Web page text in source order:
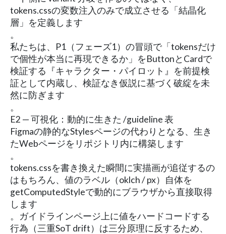
tokens.cssの変数注入のみで成立させる「結晶化
層」を定義します
。
私たちは、P1（フェーズ1）の冒頭で「tokensだけ
で個性が本当に再現できるか」をButtonとCardで
検証する『キャラクター・パイロット』を前提検
証として内蔵し、検証なき仮説に基づく破綻を未
然に防ぎます
。
E2 — 可視化：動的に生きた /guideline 表
Figmaの静的なStylesページの代わりとなる、生き
たWebページをリポジトリ内に構築します
。
tokens.cssを書き換えた瞬間に実描画が追従するの
はもちろん、値のラベル（oklch / px）自体を
getComputedStyleで動的にブラウザから直接取得
します
。ガイドラインページ上に値をハードコードする
行為（三重SoT drift）は三分原理に反するため、